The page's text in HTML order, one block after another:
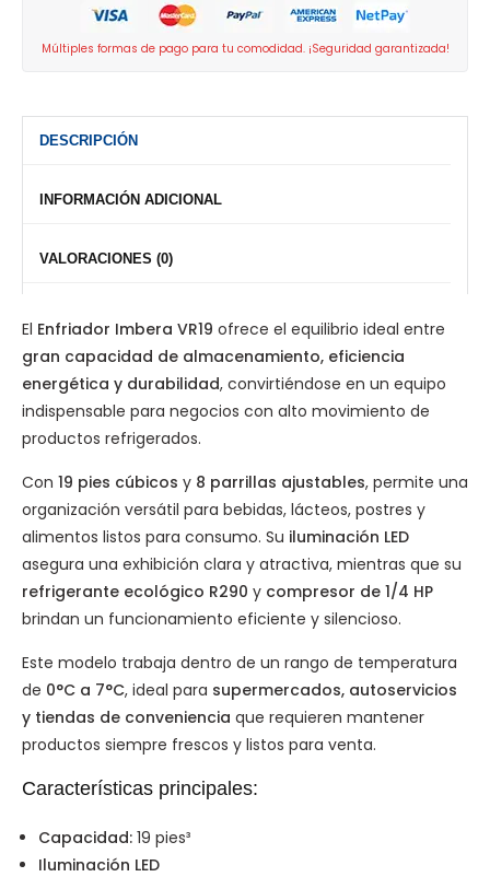
Múltiples formas de pago para tu comodidad. ¡Seguridad garantizada!
DESCRIPCIÓN
INFORMACIÓN ADICIONAL
VALORACIONES (0)
El Enfriador Imbera VR19 ofrece el equilibrio ideal entre
gran capacidad de almacenamiento, eficiencia
energética y durabilidad, convirtiéndose en un equipo
indispensable para negocios con alto movimiento de
productos refrigerados.
Con 19 pies cúbicos y 8 parrillas ajustables, permite una
organización versátil para bebidas, lácteos, postres y
alimentos listos para consumo. Su iluminación LED
asegura una exhibición clara y atractiva, mientras que su
refrigerante ecológico R290 y compresor de 1/4 HP
brindan un funcionamiento eficiente y silencioso.
Este modelo trabaja dentro de un rango de temperatura
de 0°C a 7°C, ideal para supermercados, autoservicios
y tiendas de conveniencia que requieren mantener
productos siempre frescos y listos para venta.
Características principales:
Capacidad: 19 pies³
Iluminación LED